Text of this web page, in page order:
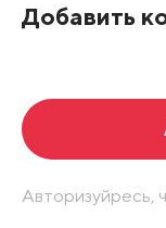
Добавить
Авторизуйресь,